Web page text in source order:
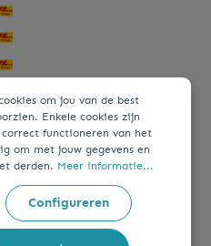
om jou van de best
Enkele cookies zijn
functioneren van het
om met jouw gegevens en
derden. Meer informatie...
Configureren